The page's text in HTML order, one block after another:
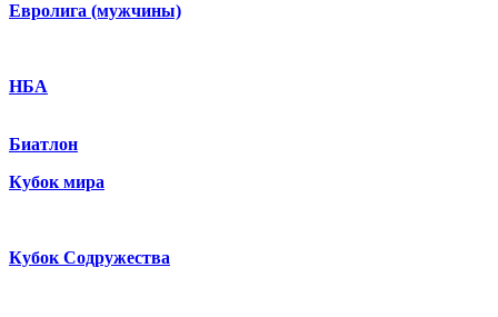
Евролига (мужчины)
НБА
Биатлон
Кубок мира
Кубок Содружества